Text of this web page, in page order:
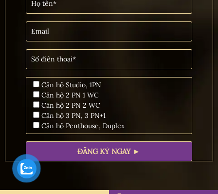
Căn hộ Studio, 1PN
Căn hộ 2 PN 1 WC
Căn hộ 2 PN 2 WC
Căn hộ 3 PN, 3 PN+1
Căn hộ Penthouse, Duplex